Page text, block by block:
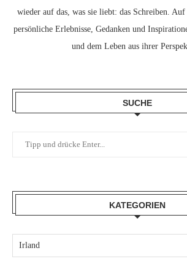
wieder auf das, was sie liebt: das Schreiben.
persönliche Erlebnisse, Gedanken und
und dem Leben aus ihrer
SUCHE
KATEGORIEN